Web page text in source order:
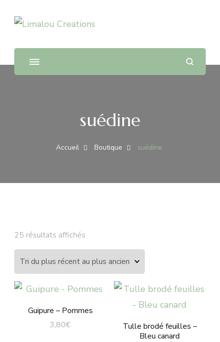
Limalou Creations
suédine
Accueil Boutique suédine
25 résultats affichés
du
plus
récent
au
Guipure – Pommes
3,80€
Tulle brodé feuilles –
Bleu canard